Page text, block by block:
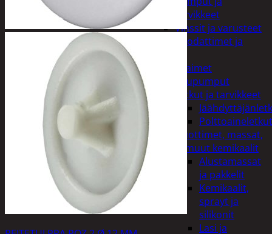
tarvikkeet
Vinssit ja varusteet
Öljyt, suodattimet ja
Avaimet
Imupumput
Letkut ja tarvikkeet
Polttoaineletkut
Liuottimet, massat,
ja muut kemikaalit
Alustamassat
ja pakkelit
Kemikaalit,
sprayt ja
silikonit
Lasi ja